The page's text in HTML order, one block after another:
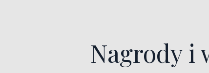
Nagrody i